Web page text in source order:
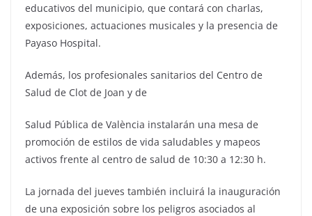
educativos del municipio, que contará con charlas,
exposiciones, actuaciones musicales y la presencia de
Payaso Hospital.
Además, los profesionales sanitarios del Centro de
Salud de Clot de Joan y de
Salud Pública de València instalarán una mesa de
promoción de estilos de vida saludables y mapeos
activos frente al centro de salud de 10:30 a 12:30 h.
La jornada del jueves también incluirá la inauguración
de una exposición sobre los peligros asociados al